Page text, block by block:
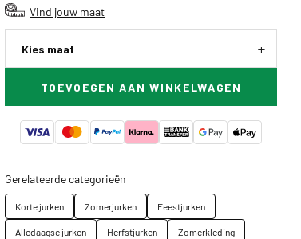
Vind jouw maat
Kies maat
TOEVOEGEN AAN WINKELWAGEN
Gerelateerde categorieën
Korte jurken Zomerjurken
Feestjurken
Alledaagse jurken
Herfstjurken
Zomerkleding